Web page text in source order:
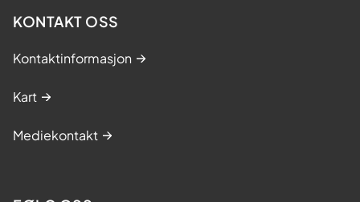
KONTAKT OSS
Kontaktinformasjon
Kart
Mediekontakt